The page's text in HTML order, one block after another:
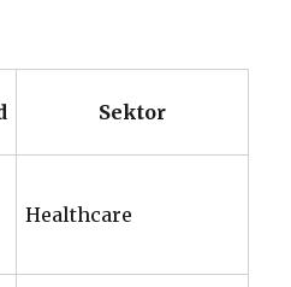
Sektor
Healthcare